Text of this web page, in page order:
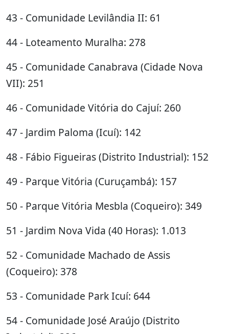
43 - Comunidade Levilândia II: 61
44 - Loteamento Muralha: 278
45 - Comunidade Canabrava (Cidade Nova
VII): 251
46 - Comunidade Vitória do Cajuí: 260
47 - Jardim Paloma (Icuí): 142
48 - Fábio Figueiras (Distrito Industrial): 152
49 - Parque Vitória (Curuçambá): 157
50 - Parque Vitória Mesbla (Coqueiro): 349
51 - Jardim Nova Vida (40 Horas): 1.013
52 - Comunidade Machado de Assis
(Coqueiro): 378
53 - Comunidade Park Icuí: 644
54 - Comunidade José Araújo (Distrito